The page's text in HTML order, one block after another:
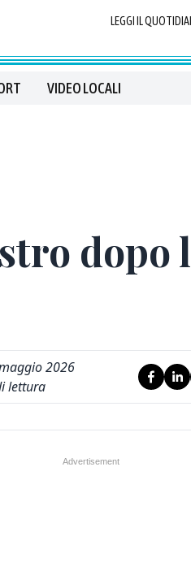
LEGGI IL
VIDEO LOCALI
dopo
2026
lettura